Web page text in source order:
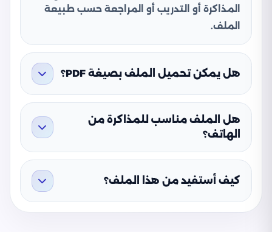
المذاكرة أو التدريب أو المراجعة حسب طبيعة
الملف.
هل يمكن تحميل الملف بصيغة PDF؟
هل الملف مناسب للمذاكرة من
الهاتف؟
كيف أستفيد من هذا الملف؟